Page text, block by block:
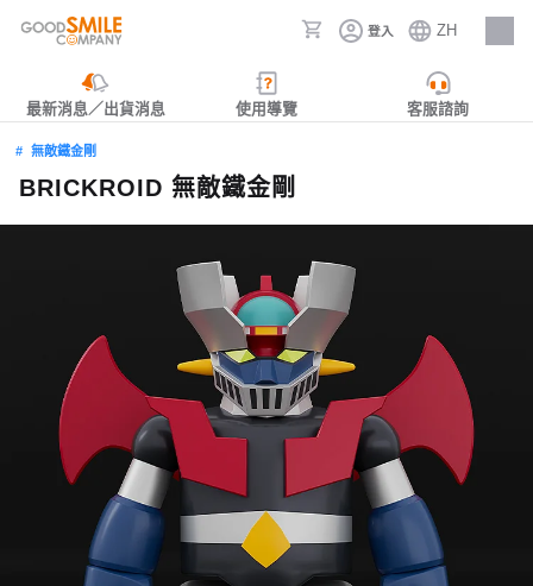
登入 ZH
人才招募
最新消息／出貨消息 使用導覽 客服諮詢
無敵鐵金剛
BRICKROID 無敵鐵金剛